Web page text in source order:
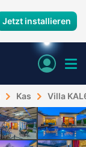
Jetzt installieren
Kas Villa